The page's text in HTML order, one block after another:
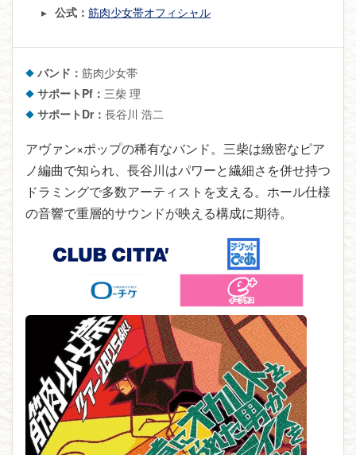
公式：筋肉少女帯オフィシャル
バンド：筋肉少女帯
サポートPf：三柴 理
サポートDr：長谷川 浩二
アヴァン×ポップの稀有なバンド。三柴は緻密なピア
ノ編曲で知られ、長谷川はパワーと繊細さを併せ持つ
ドラミングで多数アーティストを支える。ホール仕様
の音響で重層的サウンドが映える構成に期待。